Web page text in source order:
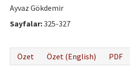
Ayvaz Gökdemir
Sayfalar:325-327
Özet
Özet (English) PDF